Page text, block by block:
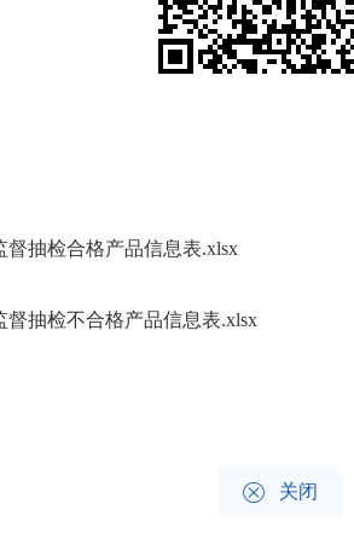
督抽检合格产品信息表.xlsx
督抽检不合格产品信息表.xlsx
 关闭